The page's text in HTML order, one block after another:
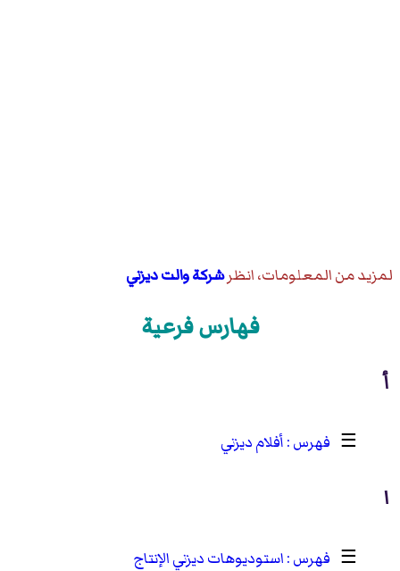
لمزيد من المعلومات، انظرشركة والت ديزني
فهارس فرعية
أ
☰ أفلام ديزني
ا
☰
استوديوهات ديزني الإنتاج